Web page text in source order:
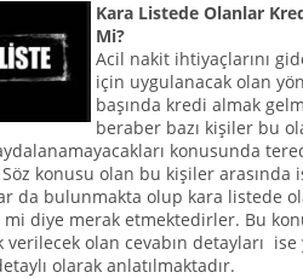
Kara Listede Olanlar
Mi?
Acil nakit ihtiyaçlarını
için uygulanacak olan
başında kredi almak
beraber bazı kişiler bu
konusunda
konusu olan bu kişiler arasında
da bulunmakta olup kara listede
diye merak etmektedirler. Bu
verilecek olan cevabın detayları ise
olarak anlatılmaktadır.